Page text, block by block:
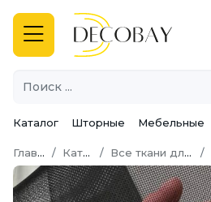
Каталог Шторные Мебельные
Главная Каталог Все ткани для шитья